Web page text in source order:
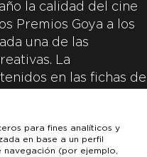
la calidad del cine
Premios Goya a los
una de las
La
en las fichas de
y responsabilidad
para fines analíticos y
en base a un perfil
(por ejemplo,